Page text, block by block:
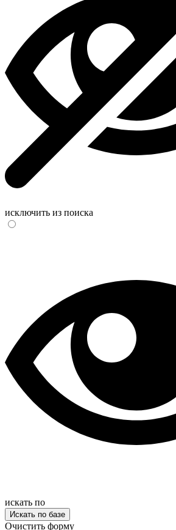
исключить из поиска
искать по
Очистить форму